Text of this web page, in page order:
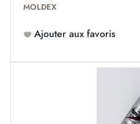
MOLDEX
Ajouter aux favoris